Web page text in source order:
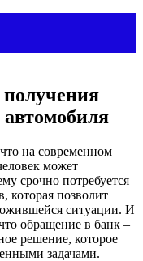
автомобиля
на современном
может
срочно потребуется
которая позволит
ситуации. И
обращение в банк –
решение, которое
задачами.